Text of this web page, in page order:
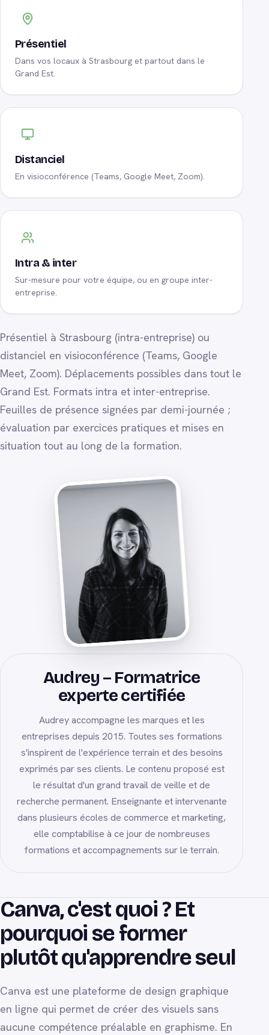
Présentiel
Dans vos locaux à Strasbourg et partout dans le
Grand Est.
Distanciel
En visioconférence (Teams, Google Meet, Zoom).
Intra & inter
Sur-mesure pour votre équipe, ou en groupe inter-
entreprise.
Présentiel à Strasbourg (intra-entreprise) ou
distanciel en visioconférence (Teams, Google
Meet, Zoom). Déplacements possibles dans tout le
Grand Est. Formats intra et inter-entreprise.
Feuilles de présence signées par demi-journée ;
évaluation par exercices pratiques et mises en
situation tout au long de la formation.
Audrey – Formatrice
experte certifiée
Audrey accompagne les marques et les
entreprises depuis 2015. Toutes ses formations
s'inspirent de l'expérience terrain et des besoins
exprimés par ses clients. Le contenu proposé est
le résultat d'un grand travail de veille et de
recherche permanent. Enseignante et intervenante
dans plusieurs écoles de commerce et marketing,
elle comptabilise à ce jour de nombreuses
formations et accompagnements sur le terrain.
Canva, c'est quoi ? Et
pourquoi se former
plutôt qu'apprendre seul
Canva est une plateforme de design graphique
en ligne qui permet de créer des visuels sans
aucune compétence préalable en graphisme. En